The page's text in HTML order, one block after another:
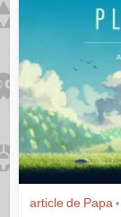
article de Papa •